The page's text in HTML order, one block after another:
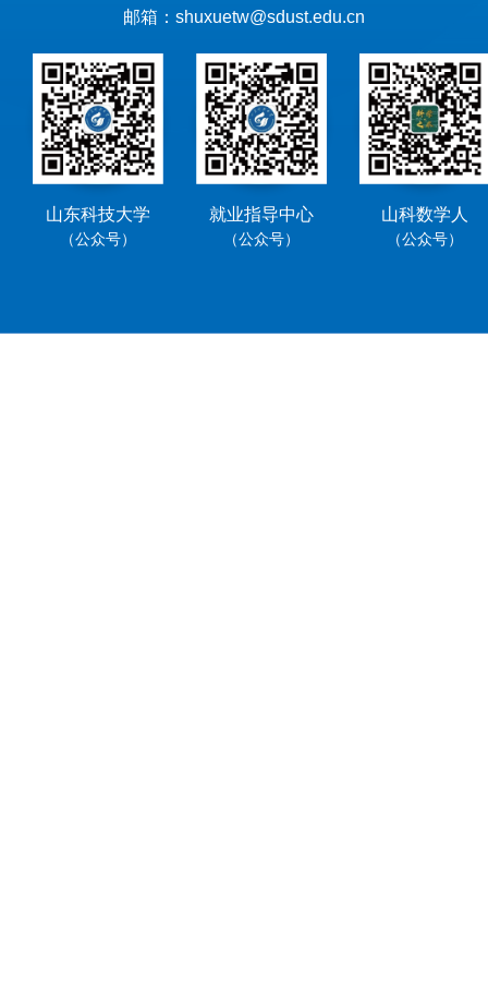
邮箱：shuxuetw@sdust.edu.cn
山东科技大学
（公众号）
就业指导中心
（公众号）
山科数学人
（公众号）